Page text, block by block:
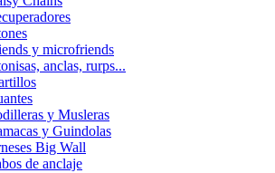
y microfriends
anclas, rurps...
y Musleras
y Guindolas
Big Wall
de anclaje